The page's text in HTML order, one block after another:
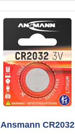
Ansmann CR2032